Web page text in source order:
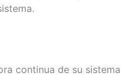
continua de su